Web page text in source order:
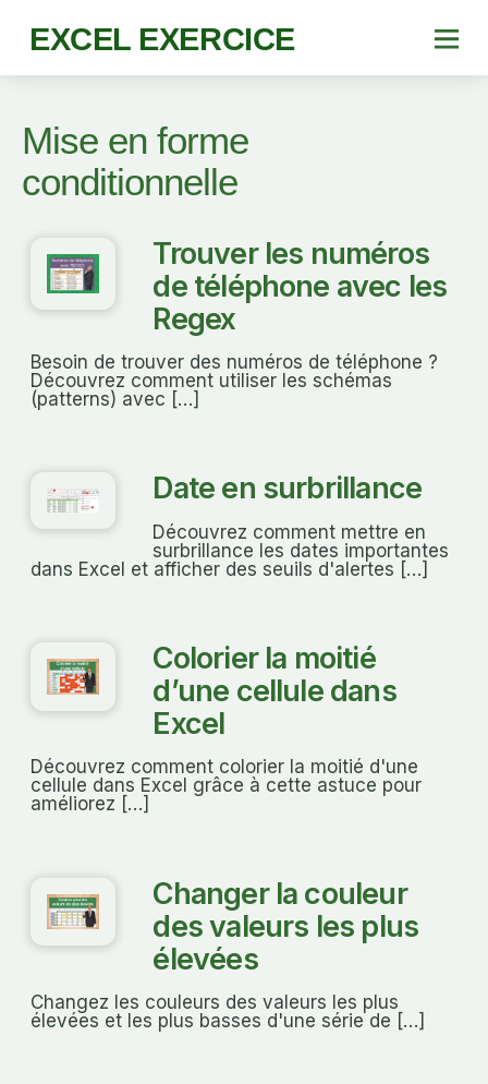
EXCEL EXERCICE
Mise en forme
conditionnelle
Trouver les numéros
de téléphone avec les
Regex
Besoin de trouver des numéros de téléphone ?
Découvrez comment utiliser les schémas
(patterns) avec […]
Date en surbrillance
Découvrez comment mettre en
surbrillance les dates importantes
dans Excel et afficher des seuils d'alertes […]
Colorier la moitié
d’une cellule dans
Excel
Découvrez comment colorier la moitié d'une
cellule dans Excel grâce à cette astuce pour
améliorez […]
Changer la couleur
des valeurs les plus
élevées
Changez les couleurs des valeurs les plus
élevées et les plus basses d'une série de […]